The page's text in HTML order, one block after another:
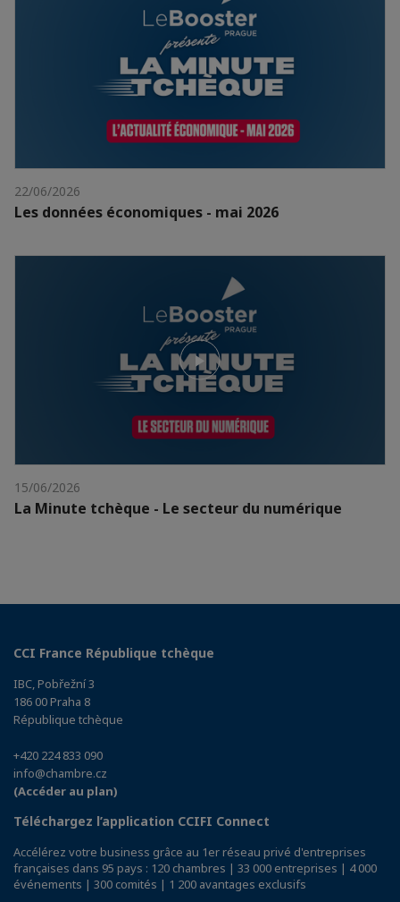
22/06/2026
Les données économiques - mai 2026
15/06/2026
La Minute tchèque - Le secteur du numérique
CCI France République tchèque
IBC, Pobřežní 3
186 00 Praha 8
République tchèque
+420 224 833 090
info@chambre.cz
(Accéder au plan)
Téléchargez l’application CCIFI Connect
Accélérez votre business grâce au 1er réseau privé d'entreprises
françaises dans 95 pays : 120 chambres | 33 000 entreprises | 4 000
événements | 300 comités | 1 200 avantages exclusifs